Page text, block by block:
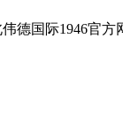
德国际1946官方